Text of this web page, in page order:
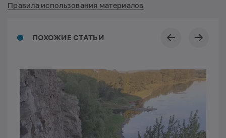
ПОХОЖИЕ СТАТЬИ
Правила использования материалов